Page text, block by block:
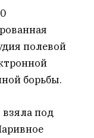
полевой
борьбы.
взяла под